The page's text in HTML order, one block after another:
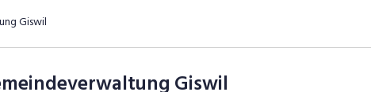
Giswil
Giswil